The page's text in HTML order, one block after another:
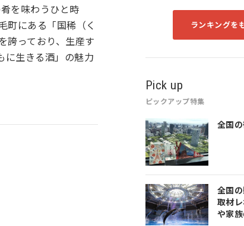
を味わうひと時
町にある「国稀（く
誇っており、生産す
に生きる酒」の魅力
ランキングを
Pick up
ピックアップ特集
全国
全国
取材
や家